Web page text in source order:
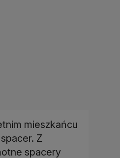
mieszkańcu
Z
spacery